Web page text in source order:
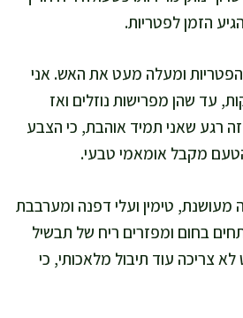
הזמן לפטריות.
ומעלה מעט את האש. אני
להן 8–10 דקות, עד שהן מפרישות נוזלים ואז
רגע שאני תמיד אוהבת, כי הצבע
מקבל אומאמי טבעי.
מעושנת, טימין ועלי דפנה ומערבבת
בחום ומפזרים ריח של תבשיל
לא צריכה עוד תיבול מלאכותי, כי